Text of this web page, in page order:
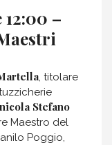
–
, titolare
Stefano
Maestro del
Poggio,